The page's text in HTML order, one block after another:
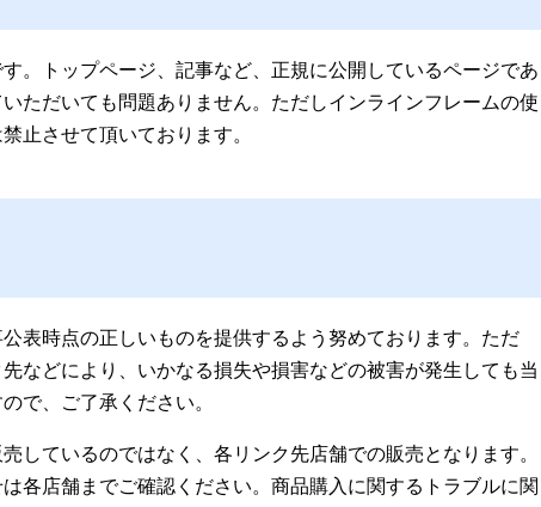
。トップページ、記事など、正規に公開しているページであ
ただいても問題ありません。ただしインラインフレームの使
止させて頂いております。
表時点の正しいものを提供するよう努めております。ただ
などにより、いかなる損失や損害などの被害が発生しても当
で、ご了承ください。
しているのではなく、各リンク先店舗での販売となります。
各店舗までご確認ください。商品購入に関するトラブルに関